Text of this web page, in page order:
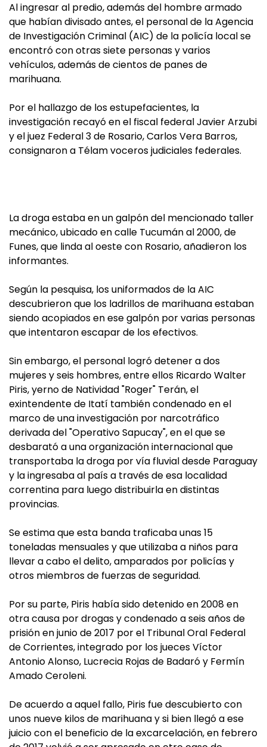
Al ingresar al predio, además del hombre armado
que habían divisado antes, el personal de la Agencia
de Investigación Criminal (AIC) de la policía local se
encontró con otras siete personas y varios
vehículos, además de cientos de panes de
marihuana.
Por el hallazgo de los estupefacientes, la
investigación recayó en el fiscal federal Javier Arzubi
y el juez Federal 3 de Rosario, Carlos Vera Barros,
consignaron a Télam voceros judiciales federales.
La droga estaba en un galpón del mencionado taller
mecánico, ubicado en calle Tucumán al 2000, de
Funes, que linda al oeste con Rosario, añadieron los
informantes.
Según la pesquisa, los uniformados de la AIC
descubrieron que los ladrillos de marihuana estaban
siendo acopiados en ese galpón por varias personas
que intentaron escapar de los efectivos.
Sin embargo, el personal logró detener a dos
mujeres y seis hombres, entre ellos Ricardo Walter
Piris, yerno de Natividad "Roger" Terán, el
exintendente de Itatí también condenado en el
marco de una investigación por narcotráfico
derivada del "Operativo Sapucay", en el que se
desbarató a una organización internacional que
transportaba la droga por vía fluvial desde Paraguay
y la ingresaba al país a través de esa localidad
correntina para luego distribuirla en distintas
provincias.
Se estima que esta banda traficaba unas 15
toneladas mensuales y que utilizaba a niños para
llevar a cabo el delito, amparados por policías y
otros miembros de fuerzas de seguridad.
Por su parte, Piris había sido detenido en 2008 en
otra causa por drogas y condenado a seis años de
prisión en junio de 2017 por el Tribunal Oral Federal
de Corrientes, integrado por los jueces Víctor
Antonio Alonso, Lucrecia Rojas de Badaró y Fermín
Amado Ceroleni.
De acuerdo a aquel fallo, Piris fue descubierto con
unos nueve kilos de marihuana y si bien llegó a ese
juicio con el beneficio de la excarcelación, en febrero